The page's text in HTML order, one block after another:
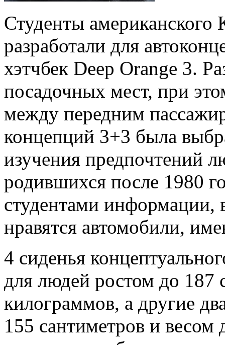
Студенты американского
разработали для
хэтчбек Deep Orange 3.
посадочных мест, при
между передним
концепций 3+3 была
изучения предпочтений
родившихся после 1980
студентами информации,
нравятся автомобили,
4 сиденья
для людей ростом до 187
килограммов, а другие
155 сантиметров и